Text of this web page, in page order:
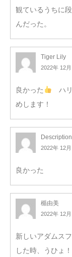
観ているうちに
んだった。
Tiger Lily
2022年 12月
良かった
ハリ
めします！
Description
2022年 12月
良かった
楯由美
2022年 12月
新しいアダムス
した時、うひょ